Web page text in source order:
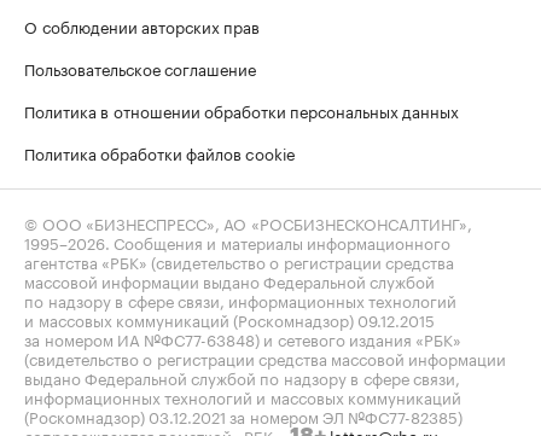
О соблюдении авторских прав
Пользовательское соглашение
Политика в отношении обработки персональных данных
Политика обработки файлов cookie
© ООО «БИЗНЕСПРЕСС», АО «РОСБИЗНЕСКОНСАЛТИНГ»,
1995–2026 . Сообщения и материалы информационного
агентства «РБК» (свидетельство о регистрации средства
массовой информации выдано Федеральной службой
по надзору в сфере связи, информационных технологий
и массовых коммуникаций (Роскомнадзор) 09.12.2015
за номером ИА №ФС77-63848) и сетевого издания «РБК»
(свидетельство о регистрации средства массовой информации
выдано Федеральной службой по надзору в сфере связи,
информационных технологий и массовых коммуникаций
(Роскомнадзор) 03.12.2021 за номером ЭЛ №ФС77-82385)